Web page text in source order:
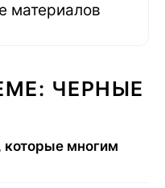
материалов
ЧЕРНЫЕ
которые многим